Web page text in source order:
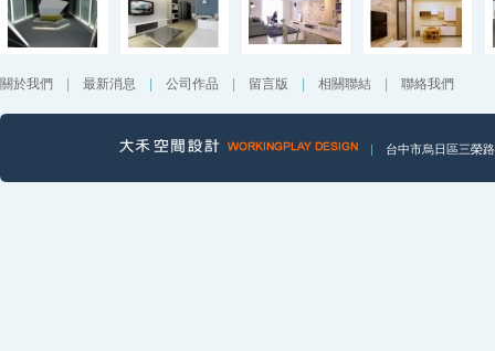
關於我們 最新消息 公司作品 留言版 相關聯結 聯絡我們
| 台中市烏日區三榮